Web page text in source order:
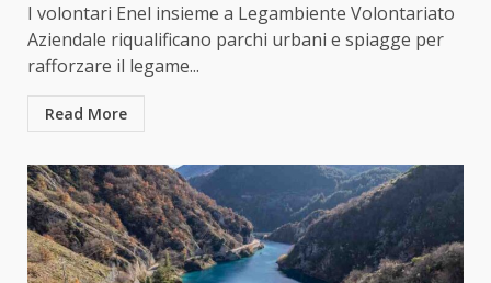
I volontari Enel insieme a Legambiente Volontariato
Aziendale riqualificano parchi urbani e spiagge per
rafforzare il legame...
Read More